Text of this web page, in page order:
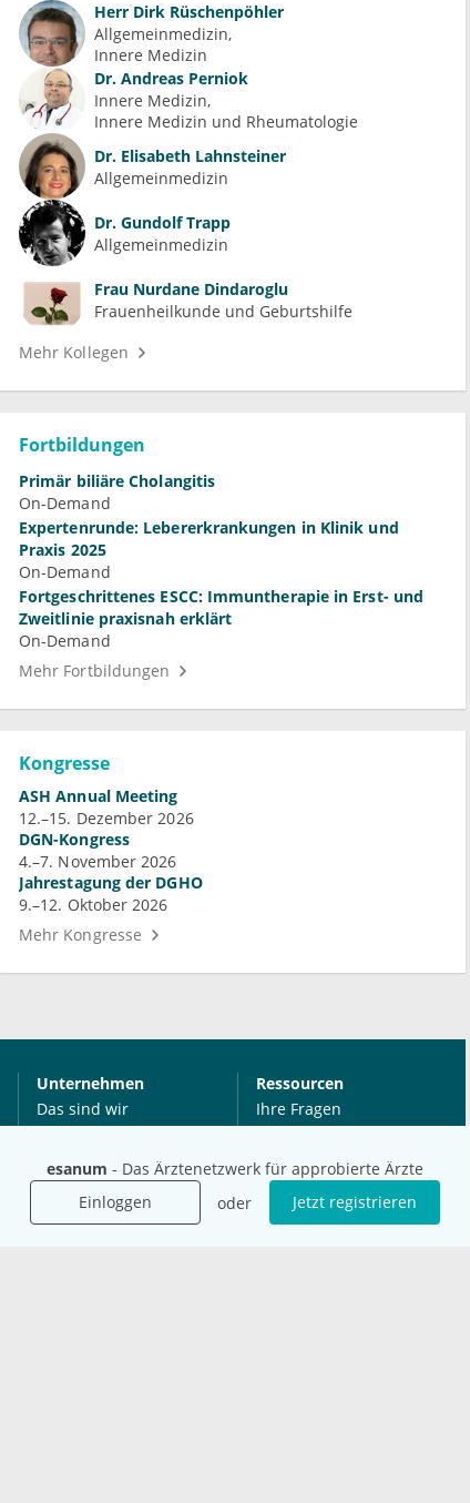
esanum - Das Ärztenetzwerk für approbierte Ärzte
Einloggen
oder Jetzt registrieren
Herr Dirk Rüschenpöhler
Allgemeinmedizin
Innere Medizin
Dr. Andreas Perniok
Innere Medizin
Innere Medizin und Rheumatologie
Dr. Elisabeth Lahnsteiner
Allgemeinmedizin
Dr. Gundolf Trapp
Allgemeinmedizin
Frau Nurdane Dindaroglu
Frauenheilkunde und Geburtshilfe
Mehr Kollegen
Fortbildungen
Primär biliäre Cholangitis
On-Demand
Expertenrunde: Lebererkrankungen in Klinik und
Praxis 2025
On-Demand
Fortgeschrittenes ESCC: Immuntherapie in Erst- und
Zweitlinie praxisnah erklärt
On-Demand
Mehr Fortbildungen
Kongresse
ASH Annual Meeting
12.–15. Dezember 2026
DGN-Kongress
4.–7. November 2026
Jahrestagung der DGHO
9.–12. Oktober 2026
Mehr Kongresse
Unternehmen
Das sind wir
Für Agenturen
Mediadaten
Presse
Ressourcen
Ihre Fragen